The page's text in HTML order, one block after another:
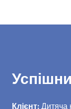
Клієнт:Дитяча